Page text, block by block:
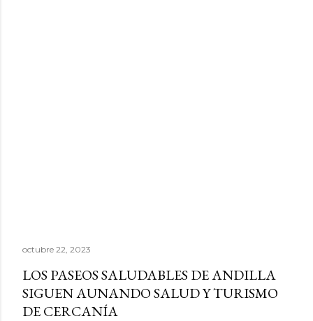
octubre 22, 2023
LOS PASEOS SALUDABLES DE ANDILLA
SIGUEN AUNANDO SALUD Y TURISMO
DE CERCANÍA